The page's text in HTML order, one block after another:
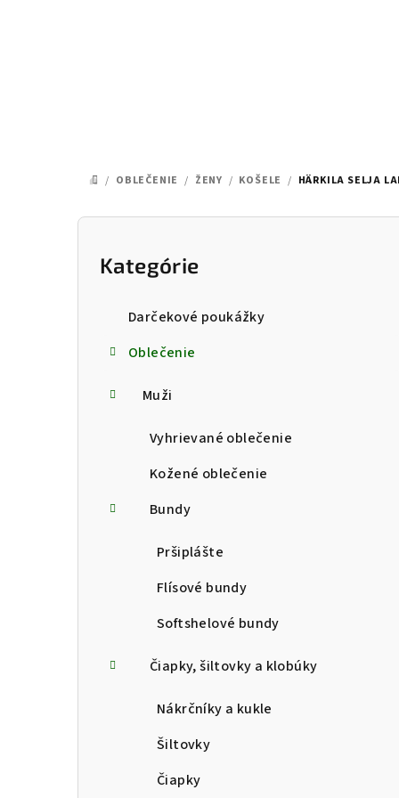
DOMOV
/ OBLEČENIE / ŽENY / KOŠELE / HÄRKILA SELJA
Preskočiť
kategórie
Kategórie
Darčekové poukážky
Oblečenie
Muži
Vyhrievané oblečenie
Kožené oblečenie
Bundy
Pršiplášte
Flísové bundy
Softshelové bundy
Čiapky, šiltovky a klobúky
Nákrčníky a kukle
Šiltovky
Čiapky